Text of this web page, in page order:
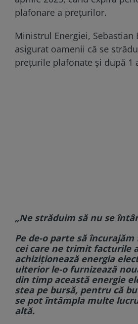
plafonare a prețurilor.
Ministrul Energiei, Sebastian
asigurat oamenii că se
prețurile plafonate și după 1
„Ne străduim să nu se
Pe de-o parte să
cei care ne trimit facturile
achiziționează energia
ulterior le-o furnizează
din timp această energie
stea pe bursă, pentru că
se pot întâmpla multe
altă.